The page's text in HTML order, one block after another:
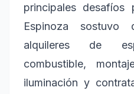
principales
Espinoza sostuvo
alquileres de
combustible,
iluminación y